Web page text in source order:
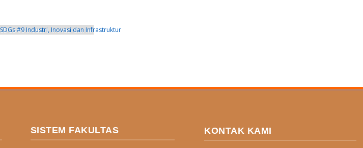
SDGs #9 Industri, Inovasi dan Infrastruktur
SISTEM FAKULTAS KONTAK KAMI